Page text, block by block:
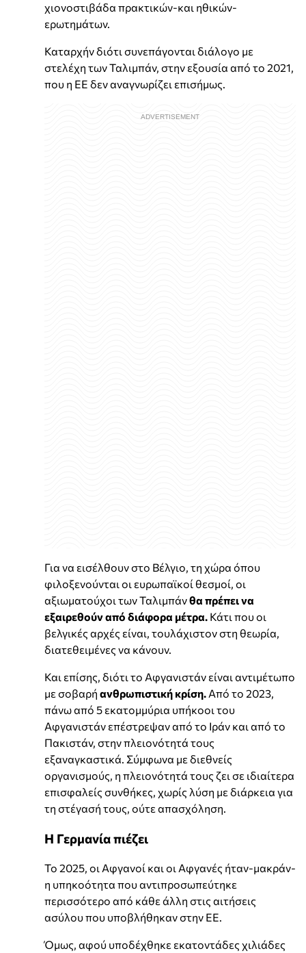
χιονοστιβάδα πρακτικών-και ηθικών-
ερωτημάτων.
Καταρχήν διότι συνεπάγονται διάλογο με
στελέχη των Ταλιμπάν, στην εξουσία από το 2021,
που η ΕΕ δεν αναγνωρίζει επισήμως.
Για να εισέλθουν στο Βέλγιο, τη χώρα όπου
φιλοξενούνται οι ευρωπαϊκοί θεσμοί, οι
αξιωματούχοι των Ταλιμπάνθα πρέπει να
εξαιρεθούν από διάφορα μέτρα. Κάτι που οι
βελγικές αρχές είναι, τουλάχιστον στη θεωρία,
διατεθειμένες να κάνουν.
Και επίσης, διότι το Αφγανιστάν είναι αντιμέτωπο
με σοβαρή ανθρωπιστική κρίση. Από το 2023,
πάνω από 5 εκατομμύρια υπήκοοι του
Αφγανιστάν επέστρεψαν από το Ιράν και από το
Πακιστάν, στην πλειονότητά τους
εξαναγκαστικά. Σύμφωνα με διεθνείς
οργανισμούς, η πλειονότητά τους ζει σε ιδιαίτερα
επισφαλείς συνθήκες, χωρίς λύση με διάρκεια για
τη στέγασή τους, ούτε απασχόληση.
Η Γερμανία πιέζει
Το 2025, οι Αφγανοί και οι Αφγανές ήταν-μακράν-
η υπηκοότητα που αντιπροσωπεύτηκε
περισσότερο από κάθε άλλη στις αιτήσεις
ασύλου που υποβλήθηκαν στην ΕΕ.
Όμως, αφού υποδέχθηκε εκατοντάδες χιλιάδες